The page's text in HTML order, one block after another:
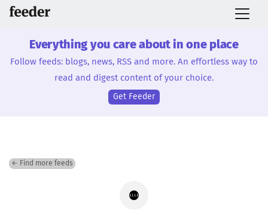
Everything you care about in one place
Follow feeds: blogs, news, RSS and more. An effortless way to
read and digest content of your choice.
Get Feeder
← Find more feeds